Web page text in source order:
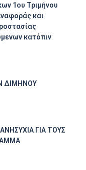
1ου Τριμήνου
και
κατόπιν
ΔΙΜΗΝΟΥ
ΓΙΑ ΤΟΥΣ